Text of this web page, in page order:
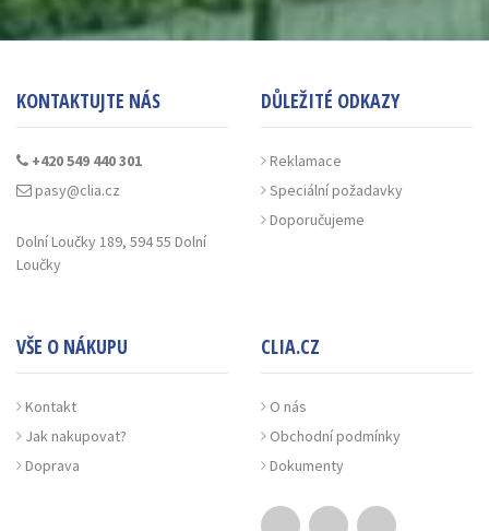
KONTAKTUJTE NÁS
+420 549 440 301
pasy@clia.cz
Dolní Loučky 189, 594 55 Dolní
Loučky
DŮLEŽITÉ ODKAZY
Reklamace
Speciální požadavky
Doporučujeme
VŠE O NÁKUPU
Kontakt
Jak nakupovat?
Doprava
CLIA.CZ
O nás
Obchodní podmínky
Dokumenty